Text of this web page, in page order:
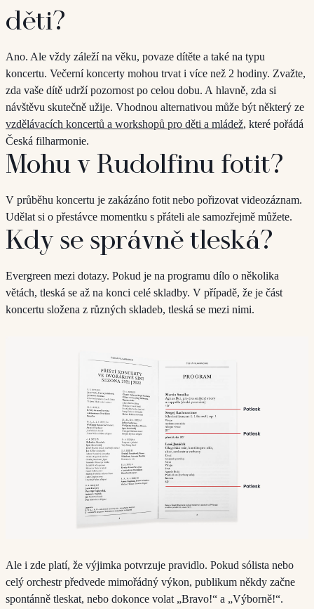
děti?
Ano. Ale vždy záleží na věku, povaze dítěte a také na typu
koncertu. Večerní koncerty mohou trvat i více než 2 hodiny. Zvažte,
zda vaše dítě udrží pozornost po celou dobu. A hlavně, zda si
návštěvu skutečně užije. Vhodnou alternativou může být některý ze
vzdělávacích koncertů a workshopů pro děti a mládež, které pořádá
Česká filharmonie.
Mohu v Rudolfinu fotit?
V průběhu koncertu je zakázáno fotit nebo pořizovat videozáznam.
Udělat si o přestávce momentku s přáteli ale samozřejmě můžete.
Kdy se správně tleská?
Evergreen mezi dotazy. Pokud je na programu dílo o několika
větách, tleská se až na konci celé skladby. V případě, že je část
koncertu složena z různých skladeb, tleská se mezi nimi.
Ale i zde platí, že výjimka potvrzuje pravidlo. Pokud sólista nebo
celý orchestr předvede mimořádný výkon, publikum někdy začne
spontánně tleskat, nebo dokonce volat „Bravo!“ a „Výborně!“.